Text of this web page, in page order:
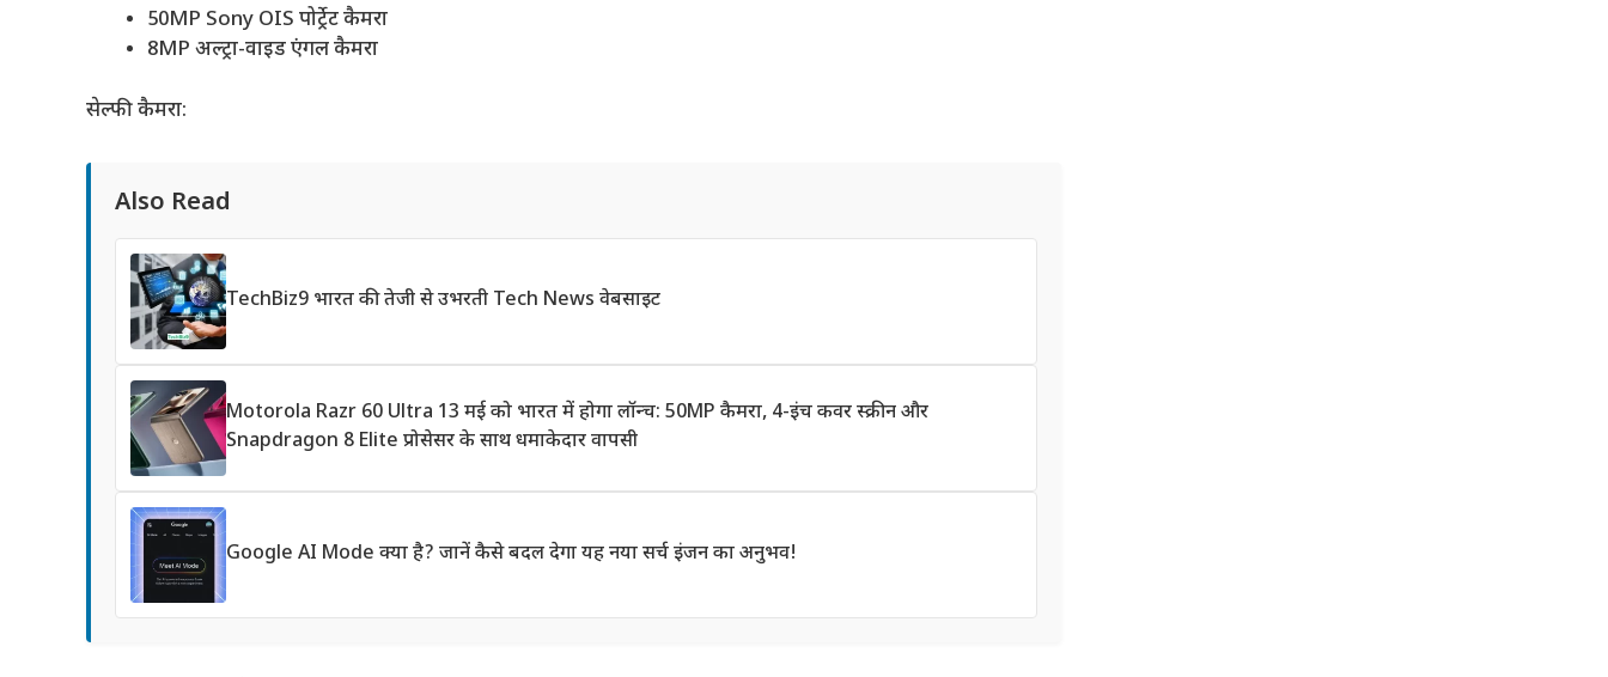
50MP Sony OIS पोर्ट्रेट कैमरा
8MP अल्ट्रा-वाइड एंगल कैमरा
सेल्फी कैमरा:
Also Read
TechBiz9 भारत की तेजी से उभरती Tech News वेबसाइट
Motorola Razr 60 Ultra 13 मई को भारत में होगा लॉन्च: 50MP कैमरा, 4-इंच कवर स्क्रीन और
Snapdragon 8 Elite प्रोसेसर के साथ धमाकेदार वापसी
Google AI Mode क्या है? जानें कैसे बदल देगा यह नया सर्च इंजन का अनुभव!